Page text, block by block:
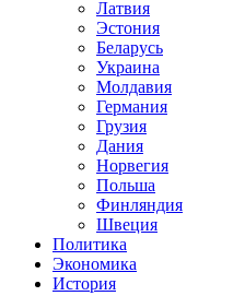
Латвия
Эстония
Беларусь
Украина
Молдавия
Германия
Грузия
Дания
Норвегия
Польша
Финляндия
Швеция
Политика
Экономика
История